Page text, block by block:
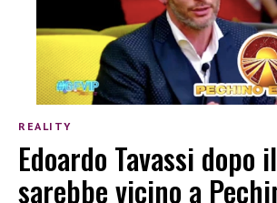
REALITY
Edoardo Tavassi dopo
sarebbe vicino a